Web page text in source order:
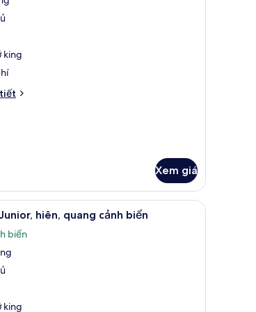
king
Xem giá
có lớp đệm bông, minibar, két bảo mật tại phòng
Phòng Suite Junior, hiên, quang cảnh biển
hiên, quang cảnh biển
biển
king